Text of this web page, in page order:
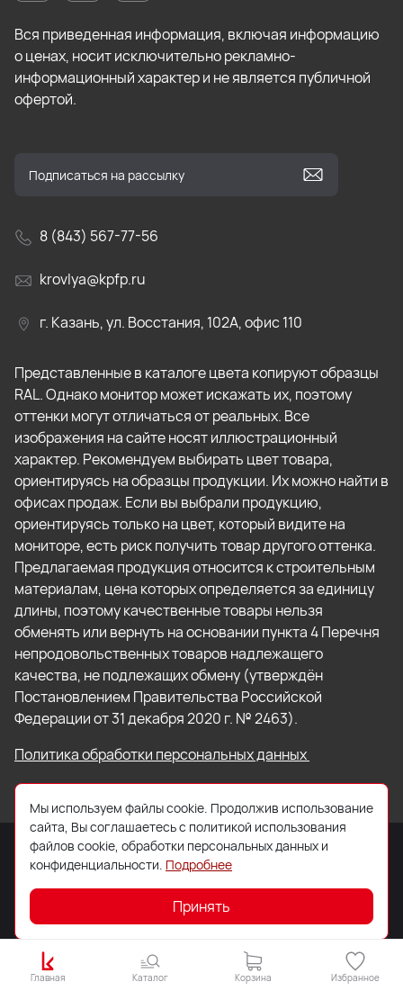
Вся приведенная информация, включая информацию
о ценах, носит исключительно рекламно-
информационный характер и не является публичной
офертой.
8 (843) 567-77-56
krovlya@kpfp.ru
г. Казань, ул. Восстания, 102А, офис 110
Представленные в каталоге цвета копируют образцы
RAL. Однако монитор может искажать их, поэтому
оттенки могут отличаться от реальных. Все
изображения на сайте носят иллюстрационный
характер. Рекомендуем выбирать цвет товара,
ориентируясь на образцы продукции. Их можно найти в
офисах продаж. Если вы выбрали продукцию,
ориентируясь только на цвет, который видите на
мониторе, есть риск получить товар другого оттенка.
Предлагаемая продукция относится к строительным
материалам, цена которых определяется за единицу
длины, поэтому качественные товары нельзя
обменять или вернуть на основании пункта 4 Перечня
непродовольственных товаров надлежащего
качества, не подлежащих обмену (утверждён
Постановлением Правительства Российской
Федерации от 31 декабря 2020 г. № 2463).
Политика обработки персональных данных
© 2026 ООО «Торговый Дом «Кровля Профи»
Главная Каталог Корзина Избранное
Мы используем файлы cookie. Продолжив использование
сайта, Вы соглашаетесь с политикой использования
файлов cookie, обработки персональных данных и
конфиденциальности. Подробнее
Принять